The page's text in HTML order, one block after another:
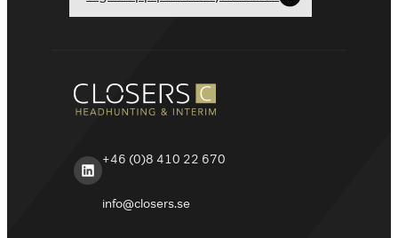
LinkedIn
+46 (0)8 410 22 670
info@closers.se